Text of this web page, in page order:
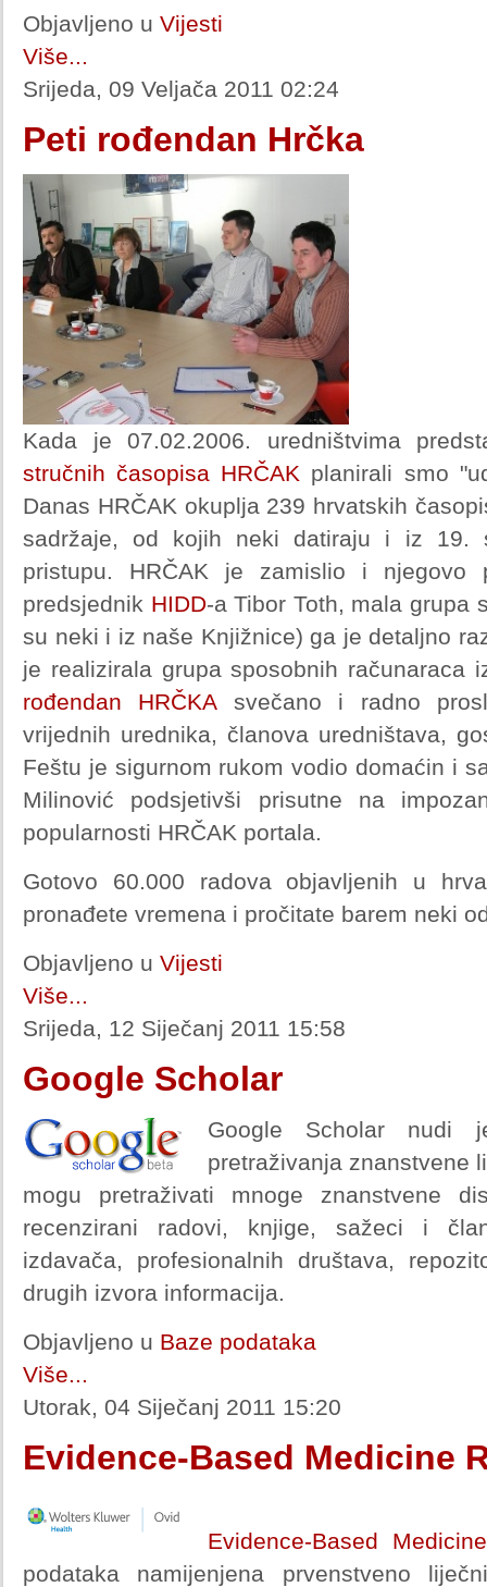
Objavljeno u Vijesti
Više...
Srijeda, 09 Veljača 2011 02:24
Peti rođendan Hrčka
Kada je 07.02.2006. uredništvima
stručnih časopisa HRČAK planirali smo
Danas HRČAK okuplja 239 hrvatskih
sadržaje, od kojih neki datiraju i iz 19.
pristupu. HRČAK je zamislio i njegovo
predsjednik HIDD-a Tibor Toth, mala grupa
su neki i iz naše Knjižnice) ga je detaljno
je realizirala grupa sposobnih računaraca
rođendan HRČKAsvečano i radno
vrijednih urednika, članova uredništava,
Feštu je sigurnom rukom vodio domaćin i
Milinović podsjetivši prisutne na
popularnosti HRČAK portala.
Gotovo 60.000 radova objavljenih u
pronađete vremena i pročitate barem neki
Objavljeno u Vijesti
Više...
Srijeda, 12 Siječanj 2011 15:58
Google Scholar
Google Scholar nudi
pretraživanja znanstvene
mogu pretraživati mnoge znanstvene
recenzirani radovi, knjige, sažeci i
izdavača, profesionalnih društava,
drugih izvora informacija.
Objavljeno u Baze podataka
Više...
Utorak, 04 Siječanj 2011 15:20
Evidence-Based Medicine
Evidence-Based
podataka namijenjena prvenstveno